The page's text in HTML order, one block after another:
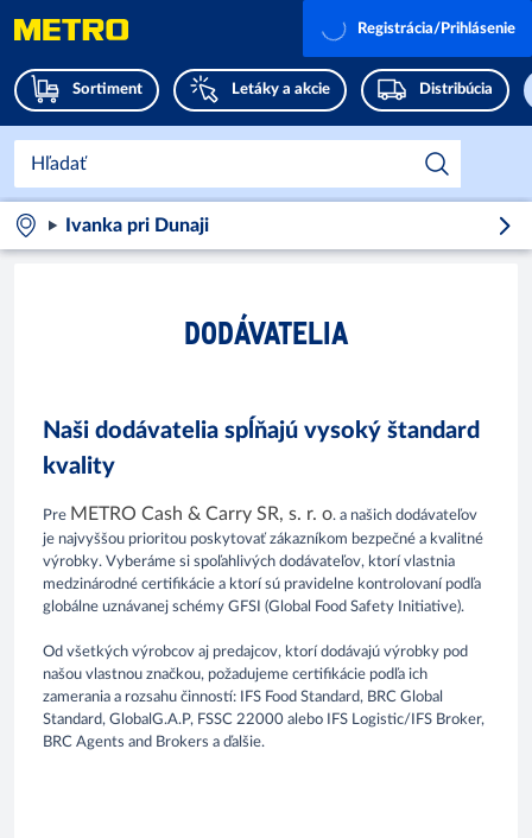
Sortiment Letáky a akcie Distribúcia
Registrácia/Prihlásenie
Ivanka pri Dunaji
DODÁVATELIA
Naši dodávatelia spĺňajú vysoký štandard
kvality
Pre METRO Cash & Carry SR, s. r. o. a našich dodávateľov
je najvyššou prioritou poskytovať zákazníkom bezpečné a kvalitné
výrobky. Vyberáme si spoľahlivých dodávateľov, ktorí vlastnia
medzinárodné certifikácie a ktorí sú pravidelne kontrolovaní podľa
globálne uznávanej schémy GFSI (Global Food Safety Initiative).
Od všetkých výrobcov aj predajcov, ktorí dodávajú výrobky pod
našou vlastnou značkou, požadujeme certifikácie podľa ich
zamerania a rozsahu činností: IFS Food Standard, BRC Global
Standard, GlobalG.A.P, FSSC 22000 alebo IFS Logistic/IFS Broker,
BRC Agents and Brokers a ďalšie.